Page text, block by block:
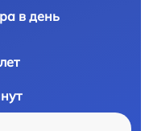
в день